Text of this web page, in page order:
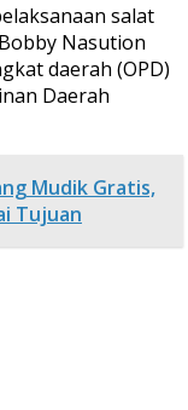
salat
Nasution
daerah (OPD)
Daerah
Mudik Gratis,
Tujuan